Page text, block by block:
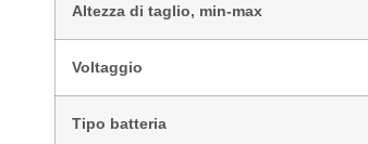
Altezza di taglio, min-max
Voltaggio
Tipo batteria